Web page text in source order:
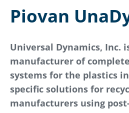
Piovan
Universal Dynamics, Inc.
manufacturer of
systems for the plastics
specific solutions for
manufacturers using